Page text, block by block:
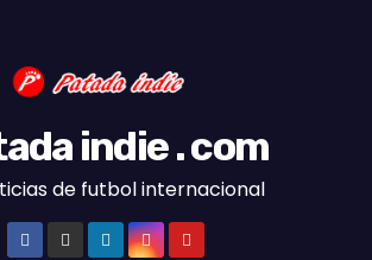
indie . com
de futbol internacional